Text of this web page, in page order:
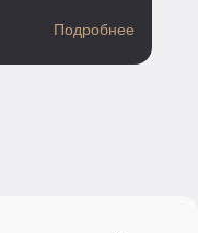
Подробнее